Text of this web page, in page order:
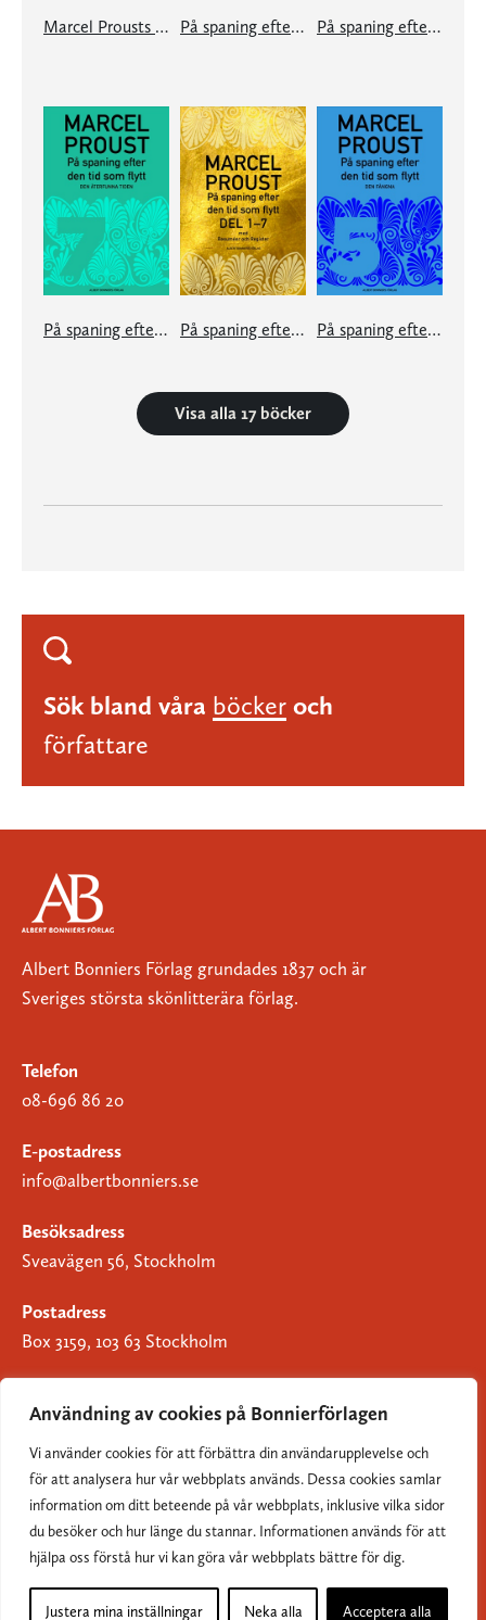
Användning av cookies på Bonnierförlagen
Vi använder cookies för att förbättra din användarupplevelse och
för att analysera hur vår webbplats används. Dessa cookies samlar
information om ditt beteende på vår webbplats, inklusive vilka sidor
du besöker och hur länge du stannar. Informationen används för att
hjälpa oss förstå hur vi kan göra vår webbplats bättre för dig.
Justera mina inställningar Neka alla Acceptera alla
Marcel Prousts brev På spaning efter den tid som flytt: Resuméer och register På spaning efter den tid som flytt. 6
På spaning efter den tid som flytt. 7 På spaning efter den tid som flytt I-VII På spaning efter den tid som flytt. 5
Visa alla 17 böcker
Sök bland våra böcker och
författare
Albert Bonniers Förlag grundades 1837 och är
Sveriges största skönlitterära förlag.
Telefon
08-696 86 20
E-postadress
info@albertbonniers.se
Besöksadress
Sveavägen 56, Stockholm
Postadress
Box 3159, 103 63 Stockholm
Om Bonnierförlagen
Cookies
Integritetspolicy